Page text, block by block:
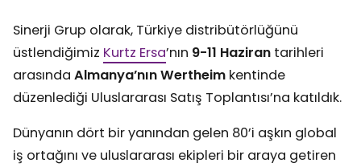
Sinerji Grup olarak, Türkiye distribütörlüğünü
üstlendiğimiz Kurtz Ersa’nın 9-11 Haziran tarihleri
arasındaAlmanya’nın Wertheim kentinde
düzenlediği Uluslararası Satış Toplantısı’na katıldık.
Dünyanın dört bir yanından gelen 80’i aşkın global
iş ortağını ve uluslararası ekipleri bir araya getiren